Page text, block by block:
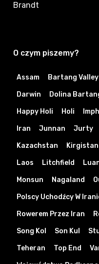
Brandt
O czym piszemy?
Assam Bartang Valley
Darwin Dolina
Happy Holi Holi
Iran Junnan Jurty
Kazachstan Kirgistan
Laos Litchfield
Monsun Nagaland
Polscy Uchodźcy W
Rowerem Przez Iran
Song Kol Son Kul
Teheran Top End